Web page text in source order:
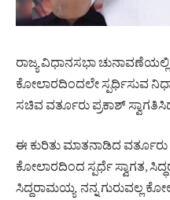
ರಾಜ್ಯ ವಿಧಾನಸಭಾ
ಕೋಲಾರದಿಂದಲೇ ಸ್ಪರ್ಧಿಸುವ
ಸಚಿವ ವರ್ತೂರು ಪ್ರಕಾಶ್
ಈ ಕುರಿತು ಮಾತನಾಡಿದ ವರ್ತೂರು
ಕೋಲಾರದಿಂದ ಸ್ಪರ್ಧೆ ಸ್ವಾಗತ,
ಸಿದ್ದರಾಮಯ್ಯ ನನ್ನ ಗುರುವಲ್ಲ